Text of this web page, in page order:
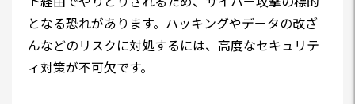
となる恐れがあります。ハッキングやデータの改ざ
んなどのリスクに対処するには、高度なセキュリテ
ィ対策が不可欠です。